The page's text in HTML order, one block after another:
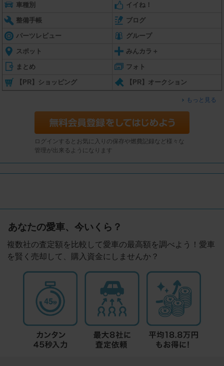
車種別 イイね！
整備手帳 ブログ
パーツレビュー グループ
スポット みんカラ＋
まとめ フォト
【PR】ショッピング 【PR】オークション
もっと見る
ログインするとお気に入りの保存や燃費記録など様々な
管理が出来るようになります
あなたの愛車、今いくら？
複数社の査定額を比較して愛車の最高額を調べよう！愛車
を賢く売却して、購入資金にしませんか？